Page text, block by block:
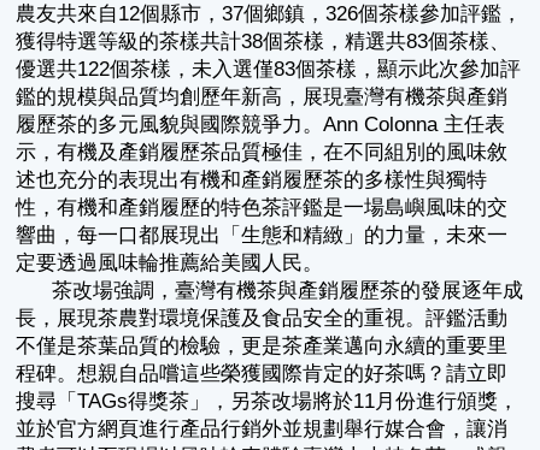
農友共來自12個縣市，37個鄉鎮，326個茶樣參加評鑑，
獲得特選等級的茶樣共計38個茶樣，精選共83個茶樣、
優選共122個茶樣，未入選僅83個茶樣，顯示此次參加評
鑑的規模與品質均創歷年新高，展現臺灣有機茶與產銷
履歷茶的多元風貌與國際競爭力。Ann Colonna 主任表
示，有機及產銷履歷茶品質極佳，在不同組別的風味敘
述也充分的表現出有機和產銷履歷茶的多樣性與獨特
性，有機和產銷履歷的特色茶評鑑是一場島嶼風味的交
響曲，每一口都展現出「生態和精緻」的力量，未來一
定要透過風味輪推薦給美國人民。
茶改場強調，臺灣有機茶與產銷履歷茶的發展逐年成
長，展現茶農對環境保護及食品安全的重視。評鑑活動
不僅是茶葉品質的檢驗，更是茶產業邁向永續的重要里
程碑。想親自品嚐這些榮獲國際肯定的好茶嗎？請立即
搜尋「TAGs得獎茶」，另茶改場將於11月份進行頒獎，
並於官方網頁進行產品行銷外並規劃舉行媒合會，讓消